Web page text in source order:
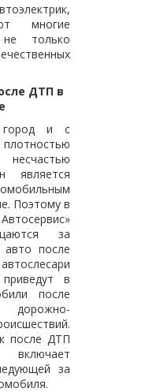
многие
не только
ДТП в
город и с
является
Поэтому в
за
авто после
в
после
дорожно-
после ДТП
за